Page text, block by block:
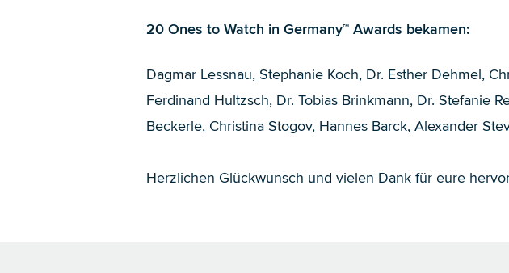
20 Ones to Watch in Germany™ Awards bekamen:
Dagmar Lessnau, Stephanie Koch, Dr. Esther Dehmel,
Ferdinand Hultzsch, Dr. Tobias Brinkmann, Dr. Stefanie
Beckerle, Christina Stogov, Hannes Barck, Alexander
Herzlichen Glückwunsch und vielen Dank für eure